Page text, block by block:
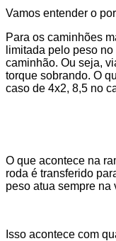
Vamos entender o
Para os caminhões
limitada pelo peso
caminhão. Ou seja,
torque sobrando. O
caso de 4x2, 8,5 no
O que acontece na
roda é transferido
peso atua sempre na
Isso acontece com